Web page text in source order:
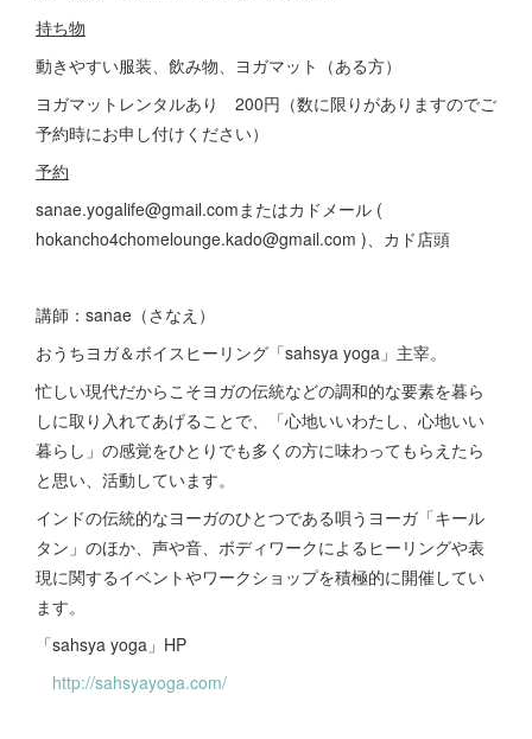
持ち物
動きやすい服装、飲み物、ヨガマット（ある方）
ヨガマットレンタルあり 200円（数に限りがありますのでご
予約時にお申し付けください）
予約
sanae.yogalife@gmail.comまたはカドメール (
hokancho4chomelounge.kado@gmail.com )、カド店頭
講師：sanae（さなえ）
おうちヨガ＆ボイスヒーリング「sahsya yoga」主宰。
忙しい現代だからこそヨガの伝統などの調和的な要素を暮ら
しに取り入れてあげることで、「心地いいわたし、心地いい
暮らし」の感覚をひとりでも多くの方に味わってもらえたら
と思い、活動しています。
インドの伝統的なヨーガのひとつである唄うヨーガ「キール
タン」のほか、声や音、ボディワークによるヒーリングや表
現に関するイベントやワークショップを積極的に開催してい
ます。
「sahsya yoga」HP
http://sahsyayoga.com/